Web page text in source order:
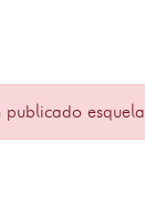
publicado